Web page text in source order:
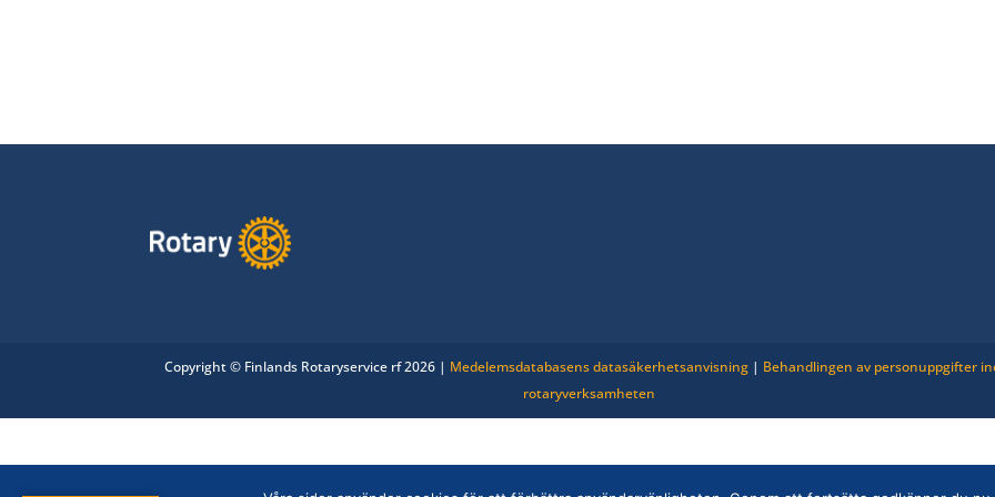
Copyright © Finlands Rotaryservice rf 2026 | Medelemsdatabasens datasäkerhetsanvisning | Behandlingen av personuppgifter
rotaryverksamheten